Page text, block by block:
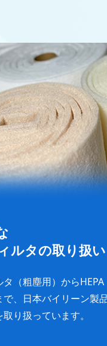
ルタの取り扱い
（粗塵用）からHEPA
で、日本バイリーン製
り扱っています。